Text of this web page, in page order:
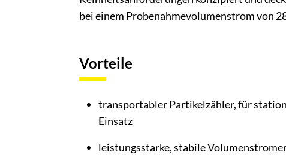
bei einem Probenahmevolumenstrom von
Vorteile
transportabler Partikelzähler, für
Einsatz
leistungsstarke, stabile